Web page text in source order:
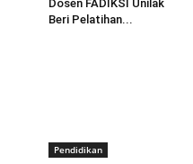
Dosen FADIKSI Unilak
Beri Pelatihan...
Pendidikan